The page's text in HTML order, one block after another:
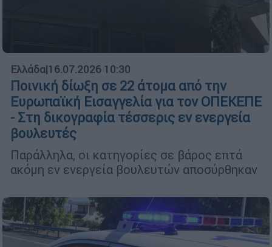
Ελλάδα|16.07.2026 10:30
Ποινική δίωξη σε 22 άτομα από την
Ευρωπαϊκή Εισαγγελία για τον ΟΠΕΚΕΠΕ
- Στη δικογραφία τέσσερις εν ενεργεία
βουλευτές
Παράλληλα, οι κατηγορίες σε βάρος επτά
ακόμη εν ενεργεία βουλευτών αποσύρθηκαν